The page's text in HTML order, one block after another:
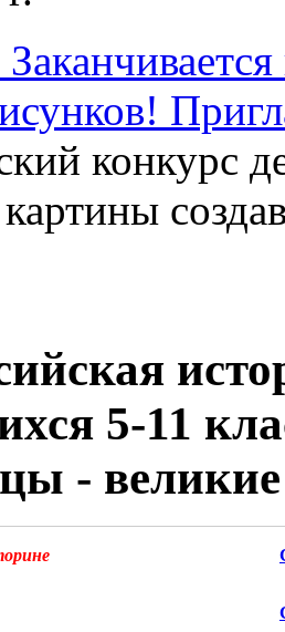
конкурс
5-11
-
о Викторине